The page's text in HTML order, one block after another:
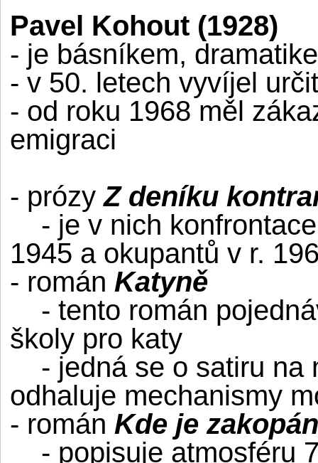
Pavel Kohout (1928)
- je básníkem,
- v 50. letech vyvíjel
- od roku 1968 měl
emigraci
- prózyZ deníku
- je v nich
1945 a okupantů v r.
- román Katyně
- tento román
školy pro katy
- jedná se o satiru na
odhaluje mechanismy
- román Kde je
- popisuje atmosféru